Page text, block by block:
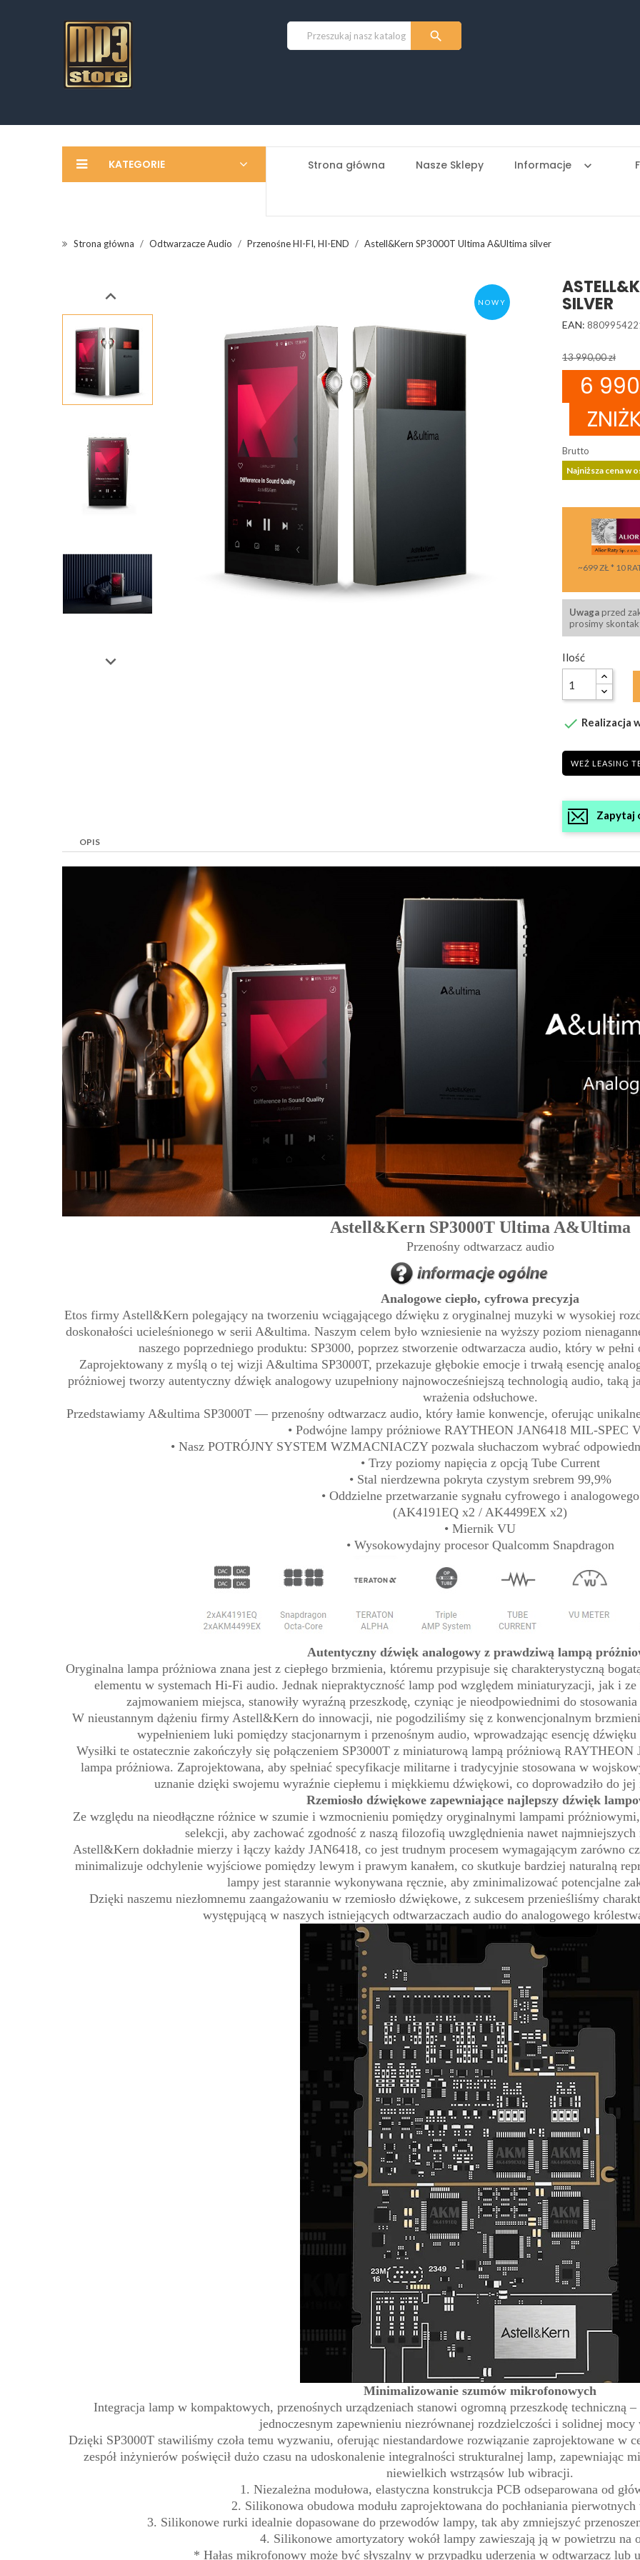

KATEGORIE Strona główna Nasze Sklepy Informacje keyboard_arrow_down
Strona główna Odtwarzacze Audio Przenośne HI-FI, HI-END Astell&Kern SP3000T Ultima A&Ultima silver


NOWY SILVER
EAN:
13 990,00 zł
6
Brutto
Najniższa cena w
~699 ZŁ * 10
Uwagaprzed
prosimy
Ilość
 Realizacja
WEŹ LEASING
Zapytaj
OPIS
Astell&Kern SP3000T Ultima A&Ultima
Przenośny odtwarzacz audio
Analogowe ciepło, cyfrowa precyzja
Etos firmy Astell&Kern polegający na tworzeniu wciągającego dźwięku z oryginalnej muzyki w wysokiej
doskonałości ucieleśnionego w serii A&ultima. Naszym celem było wzniesienie na wyższy poziom
naszego poprzedniego produktu: SP3000, poprzez stworzenie odtwarzacza audio, który w
Zaprojektowany z myślą o tej wizji A&ultima SP3000T, przekazuje głębokie emocje i trwałą esencję
próżniowej tworzy autentyczny dźwięk analogowy uzupełniony najnowocześniejszą technologią audio,
wrażenia odsłuchowe.
Przedstawiamy A&ultima SP3000T — przenośny odtwarzacz audio, który łamie konwencje, oferując
• Podwójne lampy próżniowe RAYTHEON JAN6418 MIL-SPEC
• Nasz POTRÓJNY SYSTEM WZMACNIACZY pozwala słuchaczom wybrać
• Trzy poziomy napięcia z opcją Tube Current
• Stal nierdzewna pokryta czystym srebrem 99,9%
• Oddzielne przetwarzanie sygnału cyfrowego i analogowego
(AK4191EQ x2 / AK4499EX x2)
• Miernik VU
• Wysokowydajny procesor Qualcomm Snapdragon
Autentyczny dźwięk analogowy z prawdziwą lampą
Oryginalna lampa próżniowa znana jest z ciepłego brzmienia, któremu przypisuje się charakterystyczną
elementu w systemach Hi-Fi audio. Jednak niepraktyczność lamp pod względem miniaturyzacji, jak i
zajmowaniem miejsca, stanowiły wyraźną przeszkodę, czyniąc je nieodpowiednimi do
W nieustannym dążeniu firmy Astell&Kern do innowacji, nie pogodziliśmy się z konwencjonalnym
wypełnieniem luki pomiędzy stacjonarnym i przenośnym audio, wprowadzając esencję dźwięku
Wysiłki te ostatecznie zakończyły się połączeniem SP3000T z miniaturową lampą próżniową
lampa próżniowa. Zaprojektowana, aby spełniać specyfikacje militarne i tradycyjnie stosowana w
uznanie dzięki swojemu wyraźnie ciepłemu i miękkiemu dźwiękowi, co doprowadziło do
Rzemiosło dźwiękowe zapewniające najlepszy dźwięk
Ze względu na nieodłączne różnice w szumie i wzmocnieniu pomiędzy oryginalnymi lampami
selekcji, aby zachować zgodność z naszą filozofią uwzględnienia nawet
Astell&Kern dokładnie mierzy i łączy każdy JAN6418, co jest trudnym procesem wymagającym zarówno
minimalizuje odchylenie wyjściowe pomiędzy lewym i prawym kanałem, co skutkuje bardziej naturalną
lampy jest starannie wykonywana ręcznie, aby zminimalizować potencjalne
Dzięki naszemu niezłomnemu zaangażowaniu w rzemiosło dźwiękowe, z sukcesem przenieśliśmy
występującą w naszych istniejących odtwarzaczach audio do analogowego
Minimalizowanie szumów mikrofonowych
Integracja lamp w kompaktowych, przenośnych urządzeniach stanowi ogromną przeszkodę techniczną
jednoczesnym zapewnieniu niezrównanej rozdzielczości i solidnej
Dzięki SP3000T stawiliśmy czoła temu wyzwaniu, oferując niestandardowe rozwiązanie zaprojektowane
zespół inżynierów poświęcił dużo czasu na udoskonalenie integralności strukturalnej lamp, zapewniając
niewielkich wstrząsów lub wibracji.
1. Niezależna modułowa, elastyczna konstrukcja PCB odseparowana od
2. Silikonowa obudowa modułu zaprojektowana do pochłaniania
3. Silikonowe rurki idealnie dopasowane do przewodów lampy, tak aby zmniejszyć
4. Silikonowe amortyzatory wokół lampy zawieszają ją w powietrzu na
* Hałas mikrofonowy może być słyszalny w przypadku uderzenia w odtwarzacz lub